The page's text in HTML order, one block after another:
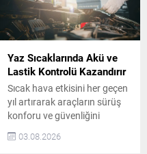
Yaz Sıcaklarında Akü ve
Lastik Kontrolü Kazandırır
Sıcak hava etkisini her geçen
yıl artırarak araçların sürüş
konforu ve güvenliğini
asfalt sıcaklıkları lastik
03.08.2026